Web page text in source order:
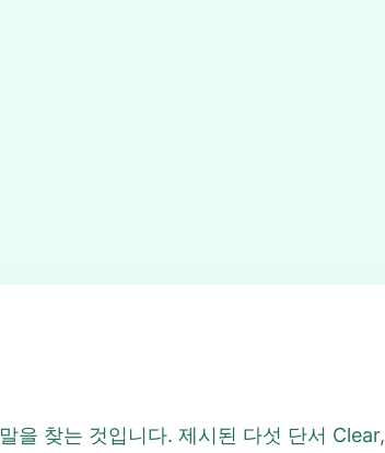
을 찾는 것입니다. 제시된 다섯 단서 Clear,